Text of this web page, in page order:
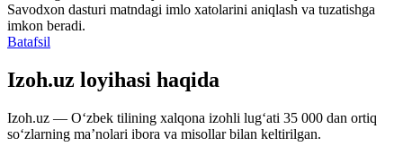
Savodxon dasturi matndagi imlo xatolarini aniqlash va tuzatishga
imkon beradi.
Batafsil
Izoh.uz loyihasi haqida
Izoh.uz — O‘zbek tilining xalqona izohli lug‘ati 35 000 dan ortiq
so‘zlarning ma’nolari ibora va misollar bilan keltirilgan.